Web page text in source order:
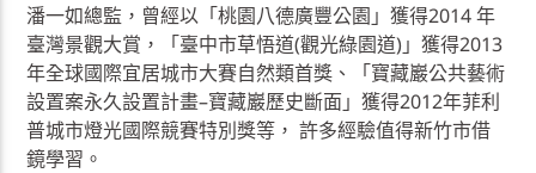
潘一如總監，曾經以「桃園八德廣豐公園」獲得2014 年
臺灣景觀大賞，「臺中市草悟道(觀光綠園道)」獲得2013
年全球國際宜居城市大賽自然類首獎、「寶藏巖公共藝術
設置案永久設置計畫–寶藏巖歷史斷面」獲得2012年菲利
普城市燈光國際競賽特別獎等， 許多經驗值得新竹市借
鏡學習。